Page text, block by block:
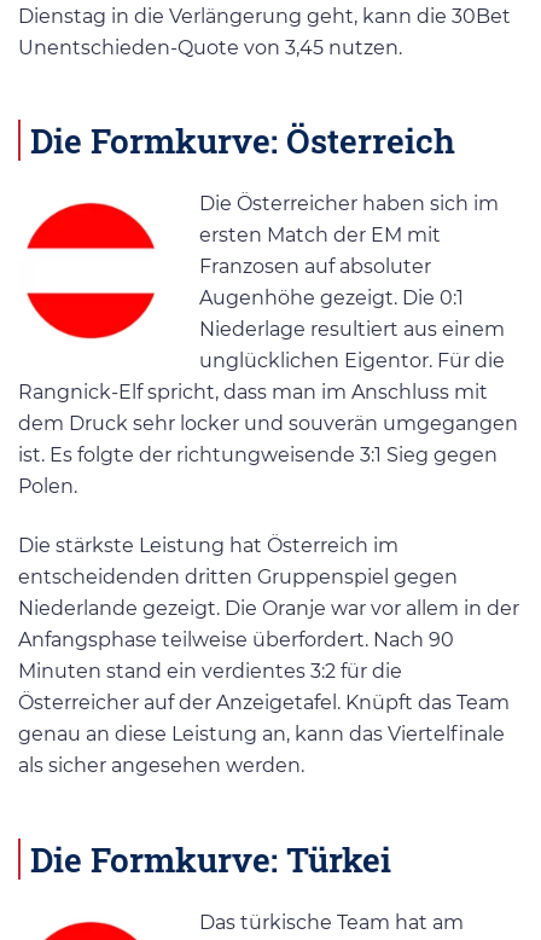
Dienstag in die Verlängerung geht, kann die 30Bet
Unentschieden-Quote von 3,45 nutzen.
Die Formkurve: Österreich
Die Österreicher haben sich im
ersten Match der EM mit
Franzosen auf absoluter
Augenhöhe gezeigt. Die 0:1
Niederlage resultiert aus einem
unglücklichen Eigentor. Für die
Rangnick-Elf spricht, dass man im Anschluss mit
dem Druck sehr locker und souverän umgegangen
ist. Es folgte der richtungweisende 3:1 Sieg gegen
Polen.
Die stärkste Leistung hat Österreich im
entscheidenden dritten Gruppenspiel gegen
Niederlande gezeigt. Die Oranje war vor allem in der
Anfangsphase teilweise überfordert. Nach 90
Minuten stand ein verdientes 3:2 für die
Österreicher auf der Anzeigetafel. Knüpft das Team
genau an diese Leistung an, kann das Viertelfinale
als sicher angesehen werden.
Die Formkurve: Türkei
Das türkische Team hat am